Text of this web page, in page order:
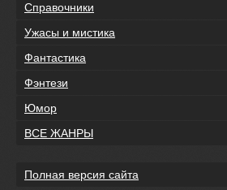
Справочники
Ужасы и мистика
Фантастика
Фэнтези
Юмор
ВСЕ ЖАНРЫ
Полная версия сайта